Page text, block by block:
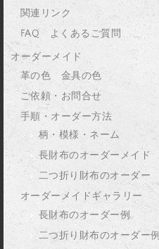
関連リンク
FAQ よくあるご質問
オーダーメイド
革の色 金具の色
ご依頼・お問合せ
手順・オーダー方法
柄・模様・ネーム
長財布のオーダーメイド
二つ折り財布のオーダー
オーダーメイドギャラリー
長財布のオーダー例
二つ折り財布のオーダー例